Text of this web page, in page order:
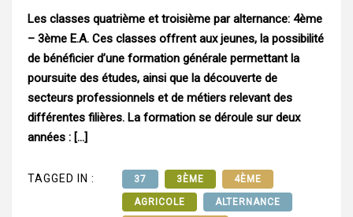
Les classes quatrième et troisième par alternance: 4ème
– 3ème E.A. Ces classes offrent aux jeunes, la possibilité
de bénéficier d’une formation générale permettant la
poursuite des études, ainsi que la découverte de
secteurs professionnels et de métiers relevant des
différentes filières. La formation se déroule sur deux
années : […]
TAGGED IN : 37 3ÈME 4ÈME
AGRICOLE ALTERNANCE